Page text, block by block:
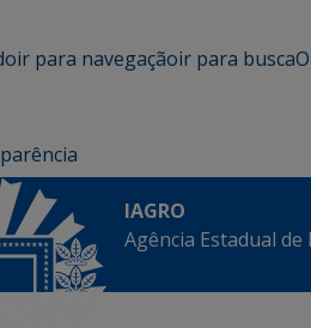
ir para navegaçãoir para busca
IAGRO
Agência Estadual